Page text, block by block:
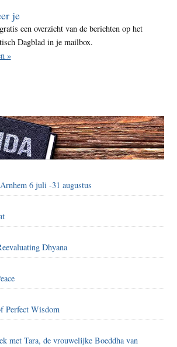
je
een overzicht van de berichten op het
Dagblad in je mailbox.
»
6 juli -31 augustus
Dhyana
Perfect Wisdom
met Tara, de vrouwelijke Boeddha van